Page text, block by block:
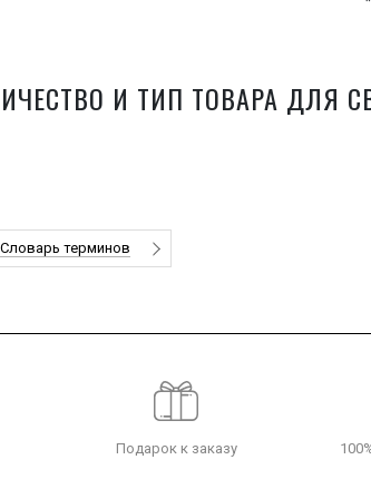
И ТИП ТОВАРА ДЛЯ
Словарь терминов
Подарок к заказу